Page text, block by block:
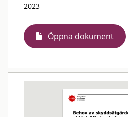
2023
Öppna dokument